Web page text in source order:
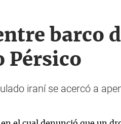
barco
Pérsico
iraní se acercó a